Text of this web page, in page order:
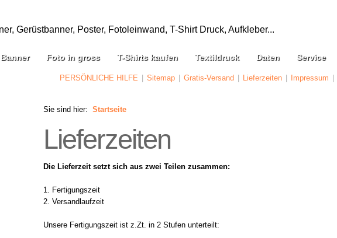
Gerüstbanner, Poster, Fotoleinwand, T-Shirt Druck, Aufkleber...
Banner Foto in gross T-Shirts kaufen Textildruck Daten Service
PERSÖNLICHE HILFE Sitemap Gratis-Versand Lieferzeiten Impressum
Sie sind hier: Startseite
Lieferzeiten
Die Lieferzeit setzt sich aus zwei Teilen zusammen:
1. Fertigungszeit
2. Versandlaufzeit
Unsere Fertigungszeit ist z.Zt. in 2 Stufen unterteilt: